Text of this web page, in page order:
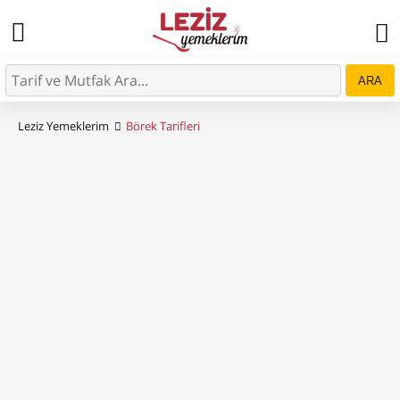
ARA
Leziz Yemeklerim Börek Tarifleri